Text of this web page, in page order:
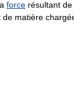
force résultant
matière